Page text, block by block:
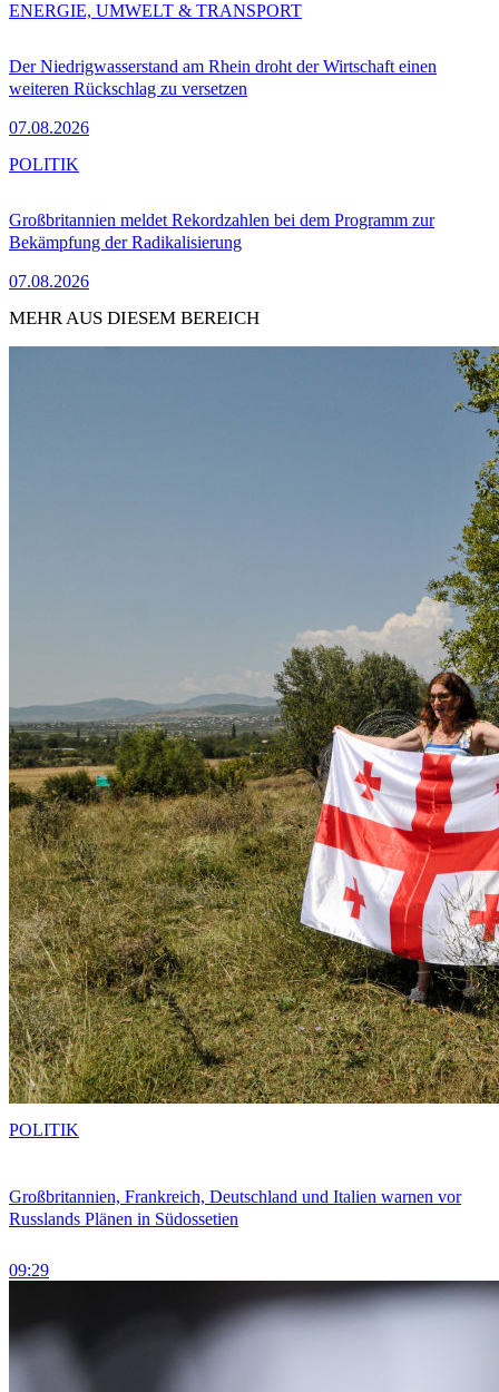
Der Niedrigwasserstand am Rhein droht der Wirtschaft einen
weiteren Rückschlag zu versetzen
07.08.2026
ENERGIE, UMWELT & TRANSPORT
Großbritannien meldet Rekordzahlen bei dem Programm zur
Bekämpfung der Radikalisierung
07.08.2026
POLITIK
MEHR AUS DIESEM BEREICH
Großbritannien, Frankreich, Deutschland und Italien warnen vor
Russlands Plänen in Südossetien
09:29
POLITIK